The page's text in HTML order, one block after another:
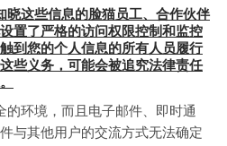
晓这些信息的脸猫员工、合作伙伴
置了严格的访问权限控制和监控
到您的个人信息的所有人员履行
些义务，可能会被追究法律责任
的环境，而且电子邮件、即时通
与其他用户的交流方式无法确定